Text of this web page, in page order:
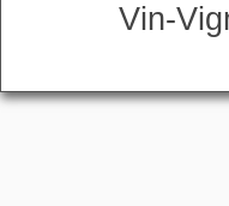
Vin-